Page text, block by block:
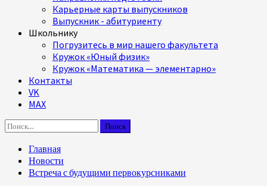
Карьерные карты выпускников
Выпускник - абитуриенту
Школьнику
Погрузитесь в мир нашего факультета
Кружок «Юный физик»
Кружок «Математика — элементарно»
Контакты
VK
MAX
Найти:
Главная
Новости
Встреча с будущими первокурсниками